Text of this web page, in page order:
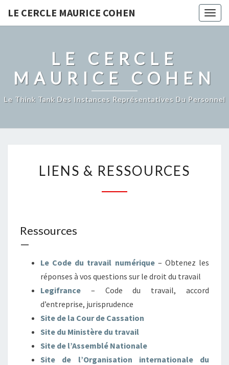
LE CERCLE MAURICE COHEN
LE CERCLE
MAURICE COHEN
Le Think Tank Des Instances Représentatives Du Personnel
&
LIENS & RESSOURCES
Ressources
—
Le Code du travail numérique– Obtenez les
réponses à vos questions sur le droit du travail
Legifrance – Code du travail, accord
d’entreprise, jurisprudence
Site de la Cour de Cassation
Site du Ministère du travail
Site de l’Assemblé Nationale
Site de l’Organisation internationale du